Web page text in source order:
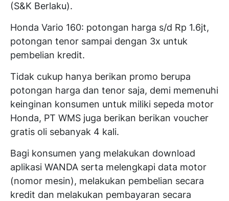
(S&K Berlaku).
Honda Vario 160: potongan harga s/d Rp 1.6jt,
potongan tenor sampai dengan 3x untuk
pembelian kredit.
Tidak cukup hanya berikan promo berupa
potongan harga dan tenor saja, demi memenuhi
keinginan konsumen untuk miliki sepeda motor
Honda, PT WMS juga berikan berikan voucher
gratis oli sebanyak 4 kali.
Bagi konsumen yang melakukan download
aplikasi WANDA serta melengkapi data motor
(nomor mesin), melakukan pembelian secara
kredit dan melakukan pembayaran secara